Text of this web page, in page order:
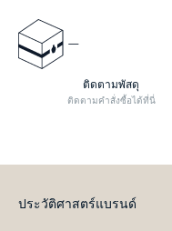
ติดตามพัสดุ
ติดตามคำสั่งซื้อได้ที่นี่
ประวัติศาสตร์แบรนด์